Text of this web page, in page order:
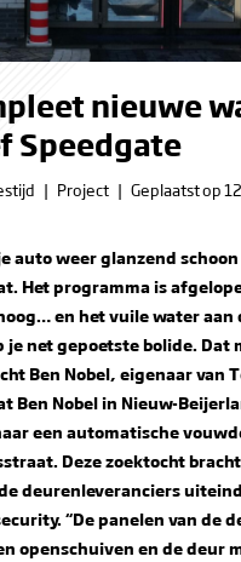
nieuwe
Speedgate
| Project | Geplaatst op
auto weer glanzend
Het programma is
en het vuile water aan
net gepoetste bolide. Dat
Ben Nobel, eigenaar van
Ben Nobel in Nieuw-
een automatische
Deze zoektocht
deurenleveranciers
“De panelen van de
openschuiven en de deur